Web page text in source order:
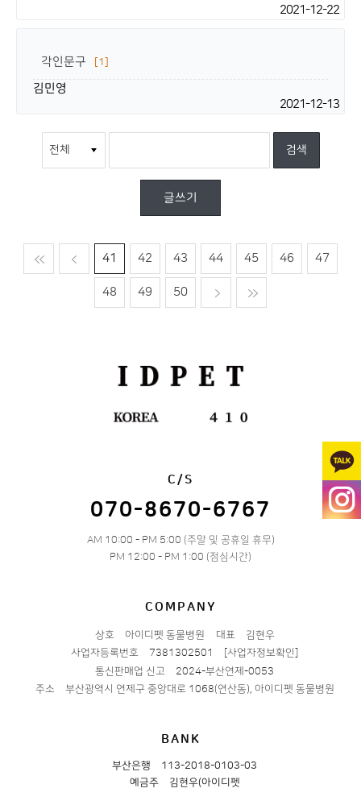
2021-12-22
각인문구 [1]
김민영
2021-12-13
글쓰기
맨처음 이전
41 42 43 44 45 46 47
48 49 50 다음
C/S
070-8670-6767
AM 10:00 - PM 5:00 (주말 및 공휴일 휴무)
PM 12:00 - PM 1:00 (점심시간)
COMPANY
상호 아이디펫 동물병원 대표
김현우
사업자등록번호
7381302501
[사업자정보확인]
통신판매업 신고
2024-부산연제-0053
주소
부산광역시 연제구 중앙대로 1068(연산동), 아이디펫 동물병원
BANK
부산은행
113-2018-0103-03
예금주
김현우(아이디펫